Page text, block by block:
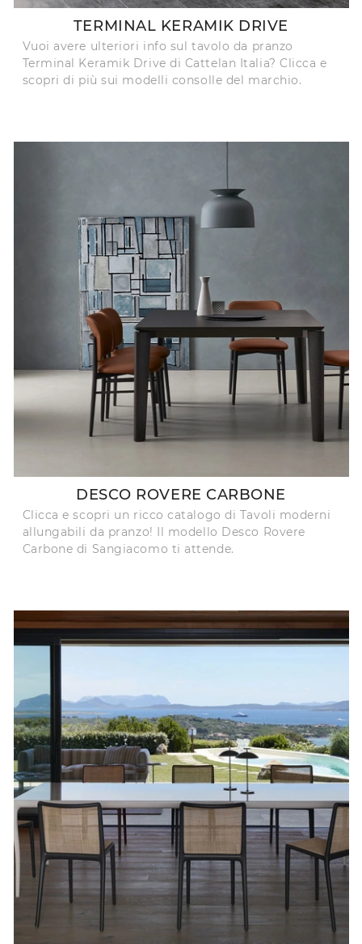
TERMINAL KERAMIK DRIVE
Vuoi avere ulteriori info sul tavolo da pranzo
Terminal Keramik Drive di Cattelan Italia? Clicca e
scopri di più sui modelli consolle del marchio.
DESCO ROVERE CARBONE
Clicca e scopri un ricco catalogo di Tavoli moderni
allungabili da pranzo! Il modello Desco Rovere
Carbone di Sangiacomo ti attende.